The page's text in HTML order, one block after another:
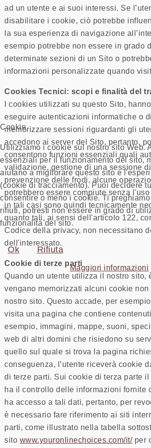
ad un utente e ai suoi interessi. Se
disabilitare i cookie, ciò potrebbe
la sua esperienza di navigazione
esempio potrebbe non essere in grado
determinate sezioni di un Sito o
informazioni personalizzate quando
Cookies Tecnici: scopi e finalità del
I cookies utilizzati su questo Sito,
eseguire autenticazioni informatiche o
memorizzare sessioni riguardanti gli
accedono ai server del Sito, pertanto,
consentono funzioni essenziali quali
validazione, gestione di una sessione
prevenzione delle frodi, alcune
potrebbero essere compiute senza
in tali casi sono quindi tecnicamente
quanto tali, ai sensi dell'articolo 122,
Codice della privacy, non necessitano
dell'interessato.
Cookie di terze parti
Quando un utente utilizza il nostro sito,
vengano memorizzati alcuni cookie non
nostro sito. Questo accade, per
visita una pagina che contiene
esempio, immagini, mappe, suoni,
web di altri domini che risiedono su
quello sul quale si trova la pagina
conseguenza, l’utente riceverà cookie
di terze parti. Sui cookie di terza parte il
ha il controllo delle informazioni fornite
ha accesso a tali dati, pertanto, per
è necessario fare riferimento ai siti
parti, come illustrato nella tabella
sito www.youronlinechoices.com/it/per
Cookie
Utilizziamo i cookie sul nostro sito Web.
essenziali per il funzionamento del sito,
aiutano a migliorare questo sito e
(cookie di tracciamento). Puoi decidere
consentire o meno i cookie. Ti
rifiuti, potresti non essere in grado di
funzionalità del sito.
Ok Rifiuta
Maggiori informazioni